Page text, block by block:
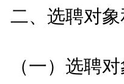
、选聘对象
一）选聘对